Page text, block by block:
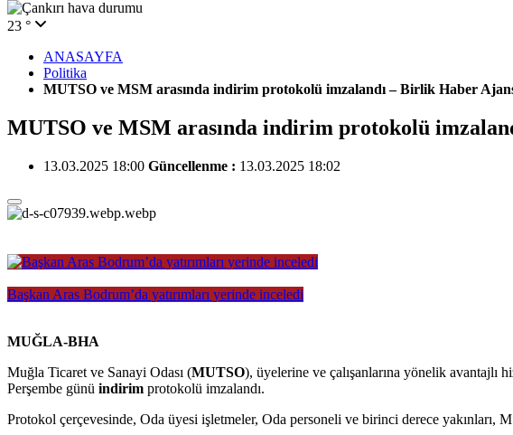
23 °
ANASAYFA
Politika
MUTSO ve MSM arasında indirim protokolü imzalandı – Birlik Haber
MUTSO ve MSM arasında indirim protokolü
13.03.2025 18:00 Güncellenme : 13.03.2025 18:02
Başkan Aras Bodrum’da yatırımları yerinde inceledi
MUĞLA-BHA
Muğla Ticaret ve Sanayi Odası (MUTSO), üyelerine ve çalışanlarına yönelik
Perşembe günü indirim protokolü imzalandı.
Protokol çerçevesinde, Oda üyesi işletmeler, Oda personeli ve birinci derece